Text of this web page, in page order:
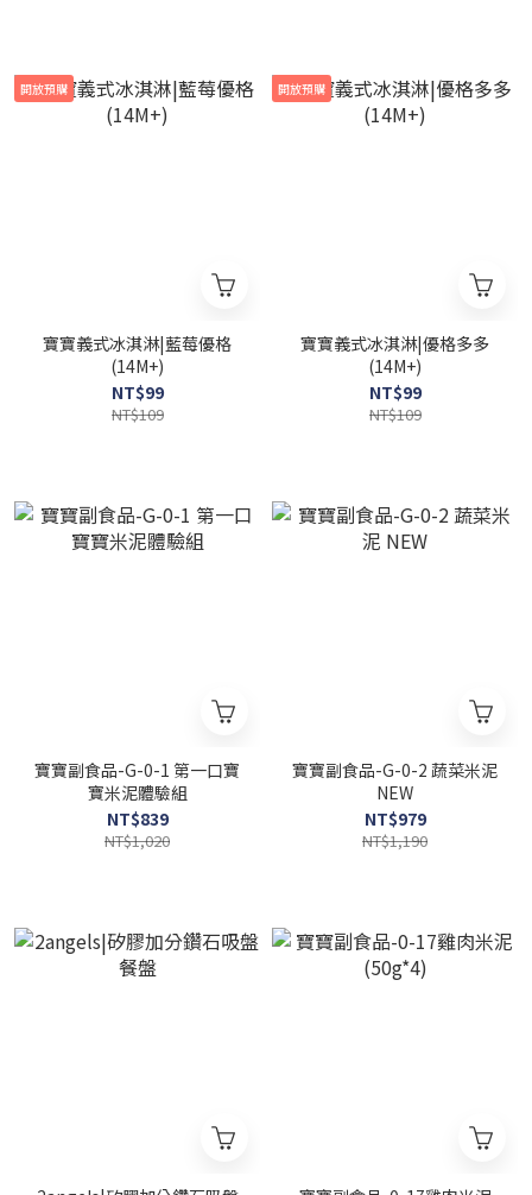
開放預購
寶寶義式冰淇淋|藍莓優格
(14M+)
NT$99
NT$109
開放預購
寶寶義式冰淇淋|優格多多
(14M+)
NT$99
NT$109
寶寶副食品-G-0-1 第一口寶
寶米泥體驗組
NT$839
NT$1,020
寶寶副食品-G-0-2 蔬菜米泥
NEW
NT$979
NT$1,190